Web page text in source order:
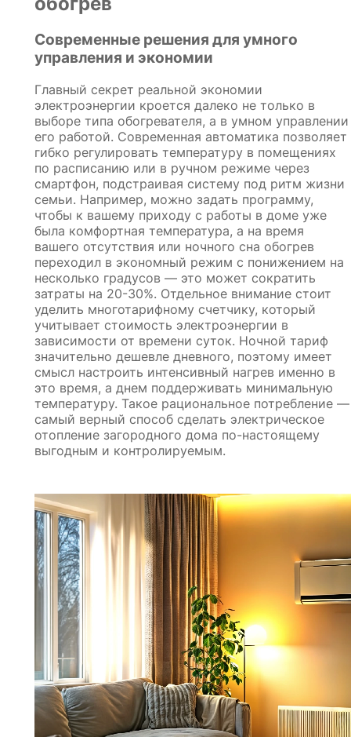
Современные решения для умного
управления и экономии
Главный секрет реальной экономии
электроэнергии кроется далеко не только в
выборе типа обогревателя, а в умном управлении
его работой. Современная автоматика позволяет
гибко регулировать температуру в помещениях
по расписанию или в ручном режиме через
смартфон, подстраивая систему под ритм жизни
семьи. Например, можно задать программу,
чтобы к вашему приходу с работы в доме уже
была комфортная температура, а на время
вашего отсутствия или ночного сна обогрев
переходил в экономный режим с понижением на
несколько градусов — это может сократить
затраты на 20-30%. Отдельное внимание стоит
уделить многотарифному счетчику, который
учитывает стоимость электроэнергии в
зависимости от времени суток. Ночной тариф
значительно дешевле дневного, поэтому имеет
смысл настроить интенсивный нагрев именно в
это время, а днем поддерживать минимальную
температуру. Такое рациональное потребление —
самый верный способ сделать электрическое
отопление загородного дома по-настоящему
выгодным и контролируемым.